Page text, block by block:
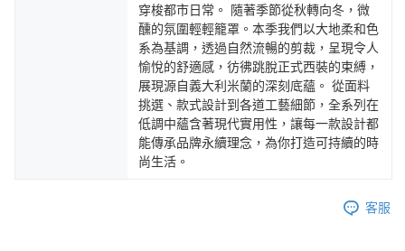
穿梭都市日常。 隨著季節從秋轉向冬，微
醺的氛圍輕輕籠罩。本季我們以大地柔和色
系為基調，透過自然流暢的剪裁，呈現令人
愉悅的舒適感，彷彿跳脫正式西裝的束縛，
展現源自義大利米蘭的深刻底蘊。 從面料
挑選、款式設計到各道工藝細節，全系列在
低調中蘊含著現代實用性，讓每一款設計都
能傳承品牌永續理念，為你打造可持續的時
尚生活。
客服